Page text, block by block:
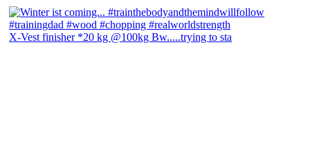
X-Vest finisher *20 kg @100kg Bw.....trying to sta